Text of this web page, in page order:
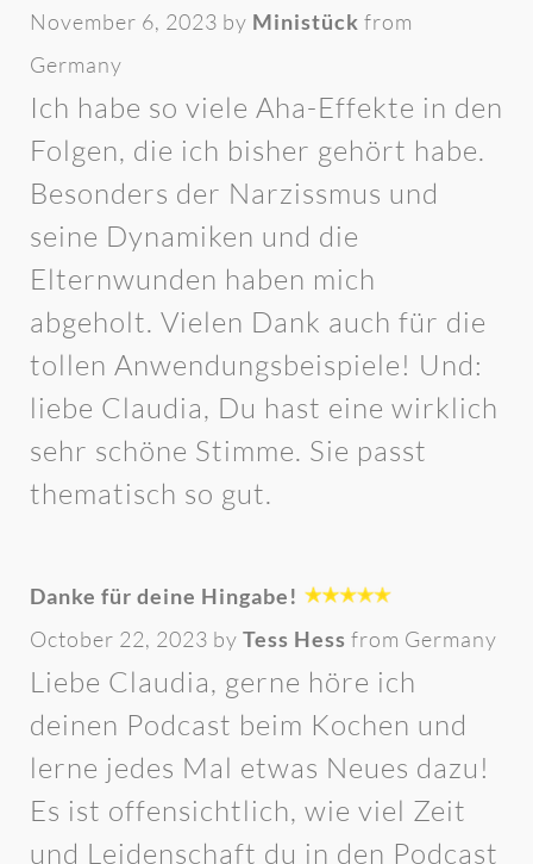
November 6, 2023 by Ministück from
Germany
Ich habe so viele Aha-Effekte in den
Folgen, die ich bisher gehört habe.
Besonders der Narzissmus und
seine Dynamiken und die
Elternwunden haben mich
abgeholt. Vielen Dank auch für die
tollen Anwendungsbeispiele! Und:
liebe Claudia, Du hast eine wirklich
sehr schöne Stimme. Sie passt
thematisch so gut.
Danke für deine Hingabe!
October 22, 2023 by Tess Hess from Germany
Liebe Claudia, gerne höre ich
deinen Podcast beim Kochen und
lerne jedes Mal etwas Neues dazu!
Es ist offensichtlich, wie viel Zeit
und Leidenschaft du in den Podcast